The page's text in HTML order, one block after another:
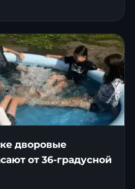
дворовые
от 36-градусной